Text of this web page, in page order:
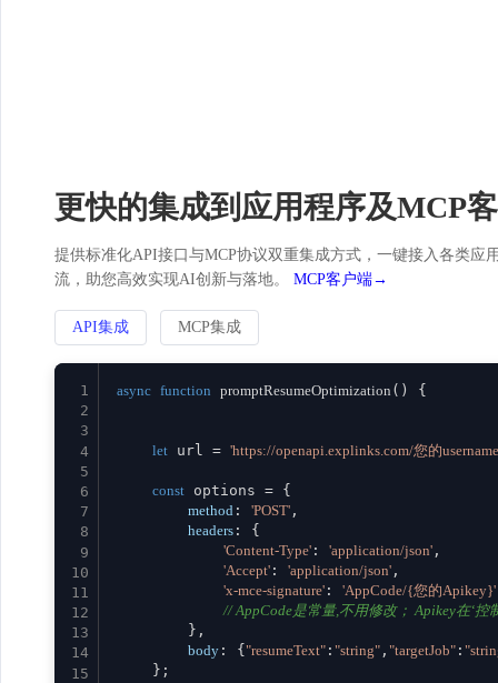
更快的集成到应用程序及MCP
提供标准化API接口与MCP协议双重集成方式，一键接入各类
流，助您高效实现AI创新与落地。 MCP客户端→
API集成 MCP集成
1
2
3
4
5
6
7
8
9
10
11
12
13
14
15
async function promptResumeOptimization ( ) {
let url = 'https://openapi.explinks.com/您的
const options = {
method : 'POST' ,
headers : {
'Content-Type' : 'application/json' ,
'Accept' : 'application/json' ,
'x-mce-signature' : 'AppCode/{您的Apikey}'
// AppCode是常量,不用修改； Apikey在‘控
        },
body : { "resumeText" : "string" , "targetJob" :
    };